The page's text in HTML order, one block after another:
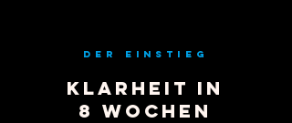
Der Einstieg
Klarheit in
8 Wochen